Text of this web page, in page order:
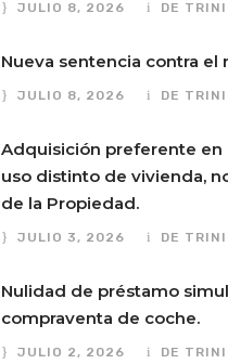
JULIO 8, 2026 DE
Nueva sentencia contra el
JULIO 8, 2026 DE
Adquisición preferente en
uso distinto de vivienda,
de la Propiedad.
JULIO 3, 2026 DE
Nulidad de préstamo
compraventa de coche.
JULIO 2, 2026 DE